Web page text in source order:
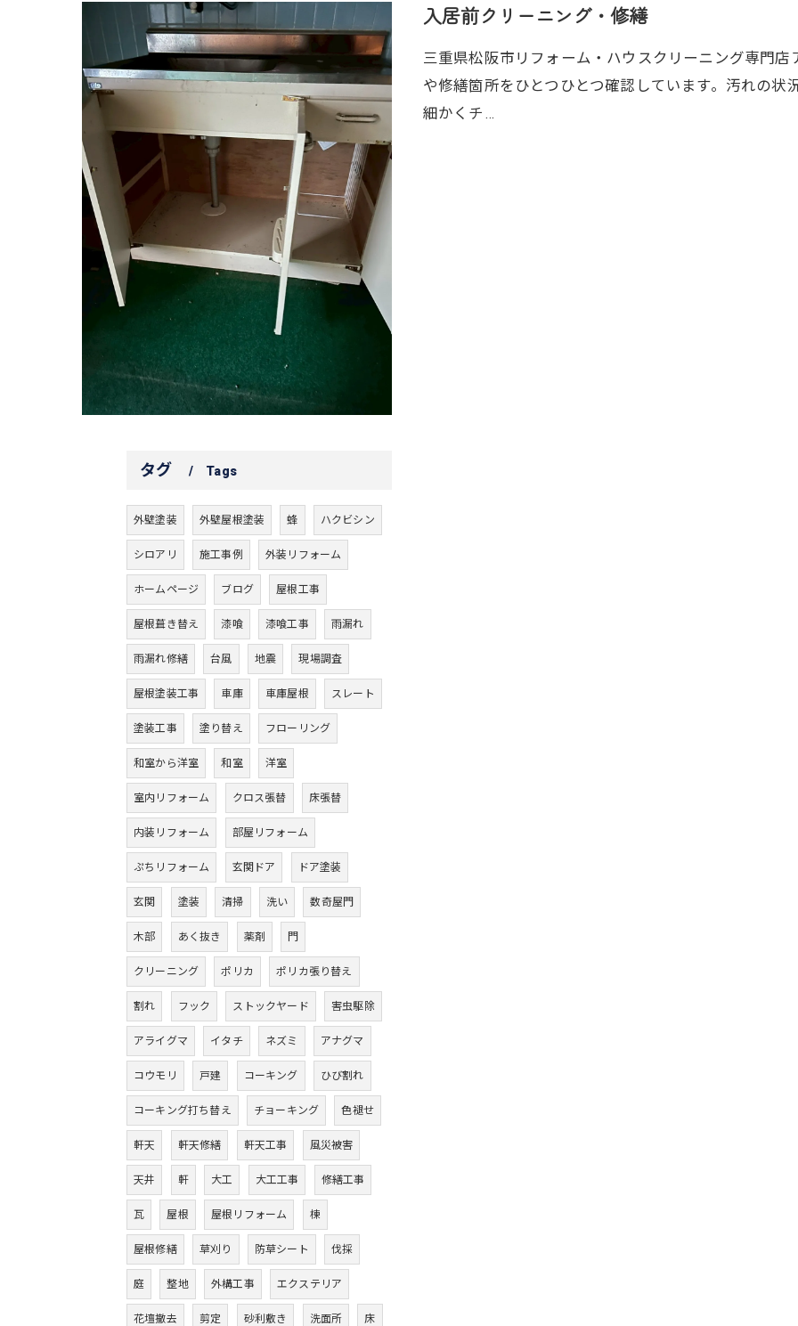
入居前クリーニング・修繕
三重県松阪市リフォーム・ハウスクリーニング専門
や修繕箇所をひとつひとつ確認しています。汚れの
細かくチ…
タグ Tags
外壁塗装 外壁屋根塗装 蜂 ハクビシン
シロアリ 施工事例 外装リフォーム
ホームページ ブログ 屋根工事
屋根葺き替え 漆喰 漆喰工事 雨漏れ
雨漏れ修繕 台風 地震 現場調査
屋根塗装工事 車庫 車庫屋根 スレート
塗装工事 塗り替え フローリング
和室から洋室 和室 洋室
室内リフォーム クロス張替 床張替
内装リフォーム 部屋リフォーム
ぷちリフォーム 玄関ドア ドア塗装
玄関 塗装 清掃 洗い 数奇屋門
木部 あく抜き 薬剤 門
クリーニング ポリカ ポリカ張り替え
割れ フック ストックヤード 害虫駆除
アライグマ イタチ ネズミ アナグマ
コウモリ 戸建 コーキング ひび割れ
コーキング打ち替え チョーキング 色褪せ
軒天 軒天修繕 軒天工事 風災被害
天井 軒 大工 大工工事 修繕工事
瓦 屋根 屋根リフォーム 棟
屋根修繕 草刈り 防草シート 伐採
庭 整地 外構工事 エクステリア
花壇撤去 剪定 砂利敷き 洗面所 床